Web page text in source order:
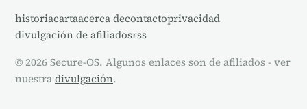
historiacartaacerca decontactoprivacidad
divulgación de afiliadosrss
© 2026 Secure-OS. Algunos enlaces son de afiliados - ver
nuestradivulgación.